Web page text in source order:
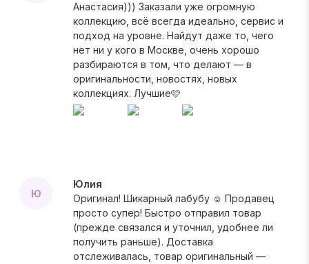
Анастасия))) Заказали уже огромную
коллекцию, всё всегда идеально, сервис и
подход на уровне. Найдут даже то, чего
нет ни у кого в Москве, очень хорошо
разбираются в том, что делают — в
оригинальности, новостях, новых
коллекциях. Лучшие🩷
Ю
Юлия
Оригинал! Шикарный лабубу ☺️ Продавец
просто супер! Быстро отправил товар
(прежде связался и уточнил, удобнее ли
получить раньше). Доставка
отслеживалась, товар оригинальный —